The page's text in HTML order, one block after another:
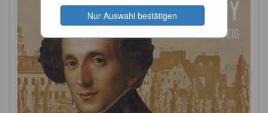
Nur Auswahl bestätigen